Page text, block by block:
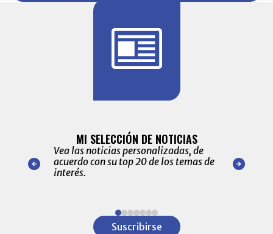
nuestro
para
MI SELECCIÓN DE NOTICIAS
Vea las noticias personalizadas, de
acuerdo con su top 20 de los temas de
interés.
de las
Suscribirse